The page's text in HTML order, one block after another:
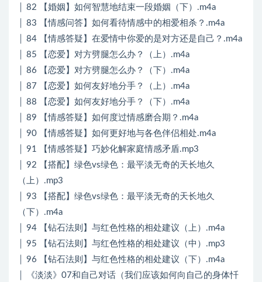
│ 82 【婚姻】如何智慧地结束一段婚姻（下）.m4a
│ 83 【情感问答】如何看待情感中的相爱相杀？.m4a
│ 84 【情感答疑】在爱情中你爱的是对方还是自己？.m4a
│ 85 【恋爱】对方劈腿怎么办？（上）.m4a
│ 86 【恋爱】对方劈腿怎么办？（下）.m4a
│ 87 【恋爱】如何友好地分手？（上）.m4a
│ 88 【恋爱】如何友好地分手？（下）.m4a
│ 89 【情感答疑】如何度过情感磨合期？.m4a
│ 90 【情感答疑】如何更好地与各色伴侣相处.m4a
│ 91 【情感答疑】巧妙化解家庭情感矛盾.mp3
│ 92 【搭配】绿色vs绿色：最平淡无奇的天长地久
（上）.mp3
│ 93 【搭配】绿色vs绿色：最平淡无奇的天长地久
（下）.m4a
│ 94 【钻石法则】与红色性格的相处建议（上）.m4a
│ 95 【钻石法则】与红色性格的相处建议（中）.mp3
│ 96 【钻石法则】与红色性格的相处建议（下）.m4a
│ 《淡淡》07和自己对话（我们应该如何向自己的身体忏